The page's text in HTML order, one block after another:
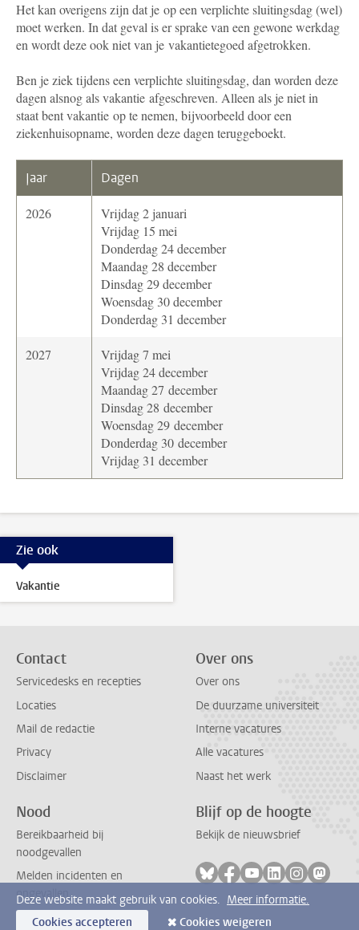
Het kan overigens zijn dat je op een verplichte sluitingsdag (wel)
moet werken. In dat geval is er sprake van een gewone werkdag
en wordt deze ook niet van je vakantietegoed afgetrokken.
Ben je ziek tijdens een verplichte sluitingsdag, dan worden deze
dagen alsnog als vakantie afgeschreven. Alleen als je niet in
staat bent vakantie op te nemen, bijvoorbeeld door een
ziekenhuisopname, worden deze dagen teruggeboekt.
Jaar Dagen
2026
Vrijdag 2 januari
Vrijdag 15 mei
Donderdag 24 december
Maandag 28 december
Dinsdag 29 december
Woensdag 30 december
Donderdag 31 december
2027
Vrijdag 7 mei
Vrijdag 24 december
Maandag 27 december
Dinsdag 28 december
Woensdag 29 december
Donderdag 30 december
Vrijdag 31 december
Zie ook
Vakantie
Contact
Servicedesks en recepties
Locaties
Mail de redactie
Privacy
Disclaimer
Over ons
Over ons
De duurzame universiteit
Interne vacatures
Alle vacatures
Naast het werk
Nood
Bereikbaarheid bij
noodgevallen
Melden incidenten en
ongevallen
Blijf op de hoogte
Bekijk de nieuwsbrief
Volg ons op bluesky
Volg ons op facebook
Volg ons op
Volg ons op
Volg ons
Volg
Deze website maakt gebruik van cookies. Meer informatie.
Cookies accepteren
Cookies weigeren